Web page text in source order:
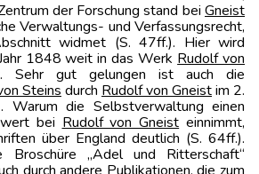
der Forschung stand bei Gneist
Verwaltungs- und Verfassungsrecht,
widmet (S. 47ff.). Hier wird
1848 weit in das Werk Rudolf von
Sehr gut gelungen ist auch die
Steins durch Rudolf von Gneistim 2.
Warum die Selbstverwaltung einen
bei Rudolf von Gneist einnimmt,
über England deutlich (S. 64ff.).
Broschüre „Adel und Ritterschaft“